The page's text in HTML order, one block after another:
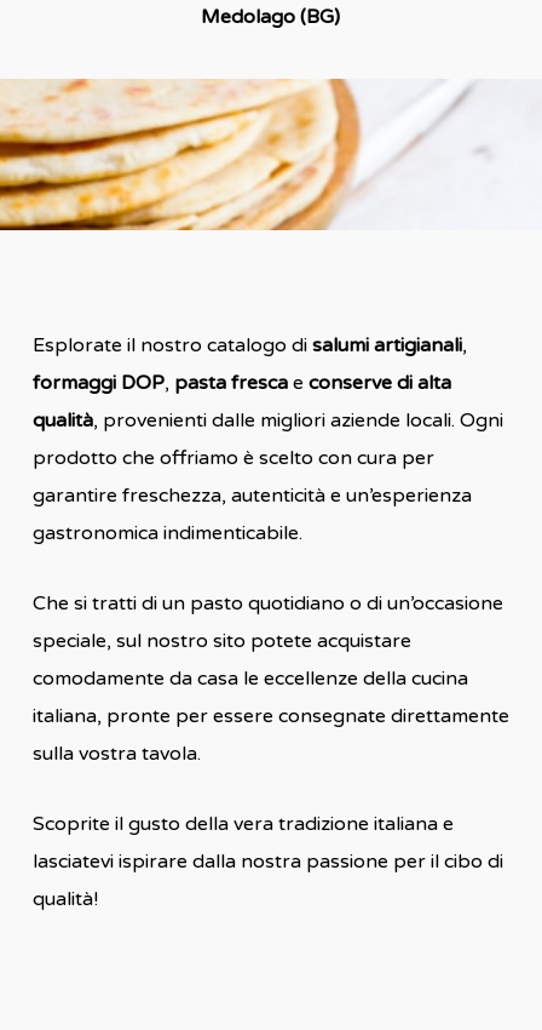
Medolago (BG)
Esplorate il nostro catalogo di salumi artigianali,
formaggi DOP, pasta frescae conserve di alta
qualità, provenienti dalle migliori aziende locali. Ogni
prodotto che offriamo è scelto con cura per
garantire freschezza, autenticità e un’esperienza
gastronomica indimenticabile.
Che si tratti di un pasto quotidiano o di un’occasione
speciale, sul nostro sito potete acquistare
comodamente da casa le eccellenze della cucina
italiana, pronte per essere consegnate direttamente
sulla vostra tavola.
Scoprite il gusto della vera tradizione italiana e
lasciatevi ispirare dalla nostra passione per il cibo di
qualità!